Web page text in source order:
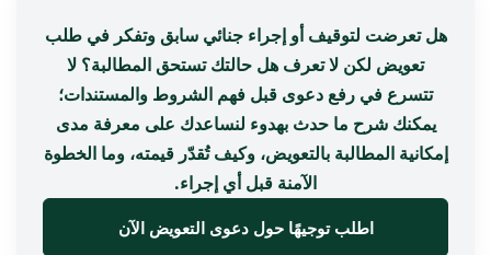
هل تعرضت لتوقيف أو إجراء جنائي سابق وتفكر في طلب
تعويض لكن لا تعرف هل حالتك تستحق المطالبة؟ لا
تتسرع في رفع دعوى قبل فهم الشروط والمستندات؛
يمكنك شرح ما حدث بهدوء لنساعدك على معرفة مدى
إمكانية المطالبة بالتعويض، وكيف تُقدّر قيمته، وما الخطوة
الآمنة قبل أي إجراء.
اطلب توجيهًا حول دعوى التعويض الآن